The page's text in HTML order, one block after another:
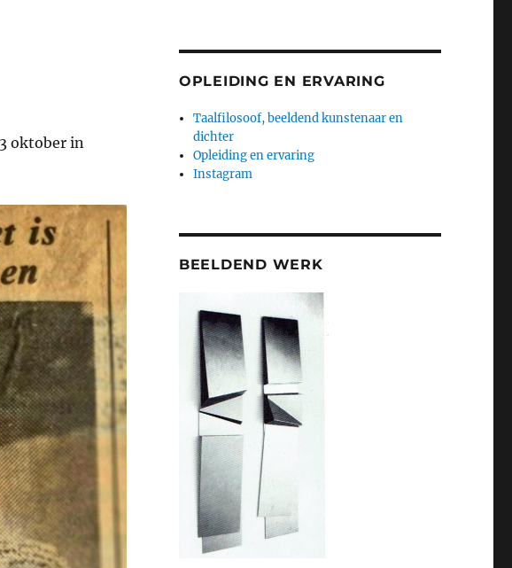
oktober in
OPLEIDING EN ERVARING
Taalfilosoof, beeldend kunstenaar en
dichter
Opleiding en ervaring
Instagram
BEELDEND WERK